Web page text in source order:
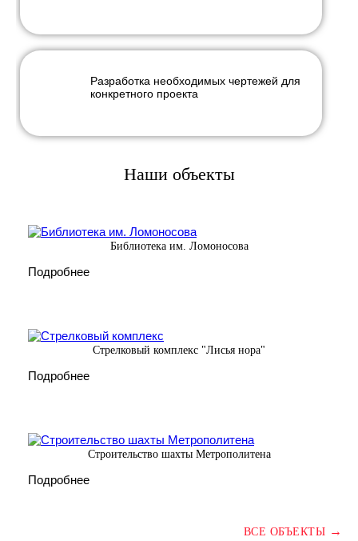
Разработка необходимых чертежей для
конкретного проекта
Наши объекты
Библиотека им. Ломоносова
Подробнее
Стрелковый комплекс "Лисья нора"
Подробнее
Строительство шахты Метрополитена
Подробнее
ВСЕ ОБЪЕКТЫ →